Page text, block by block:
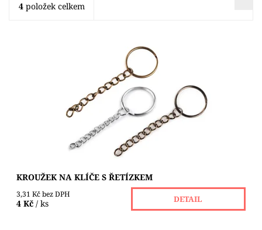
4 položek celkem
Kovový kroužek s řetízkem využijete jako klíčenku nebo
ozdobu na kabelky. Na konec řetízku můžete
připevnit karabinku nebo nějaký zajímavý...
Skladem 21 ks
KROUŽEK NA KLÍČE S ŘETÍZKEM
3,31 Kč bez DPH
4 Kč / ks DETAIL